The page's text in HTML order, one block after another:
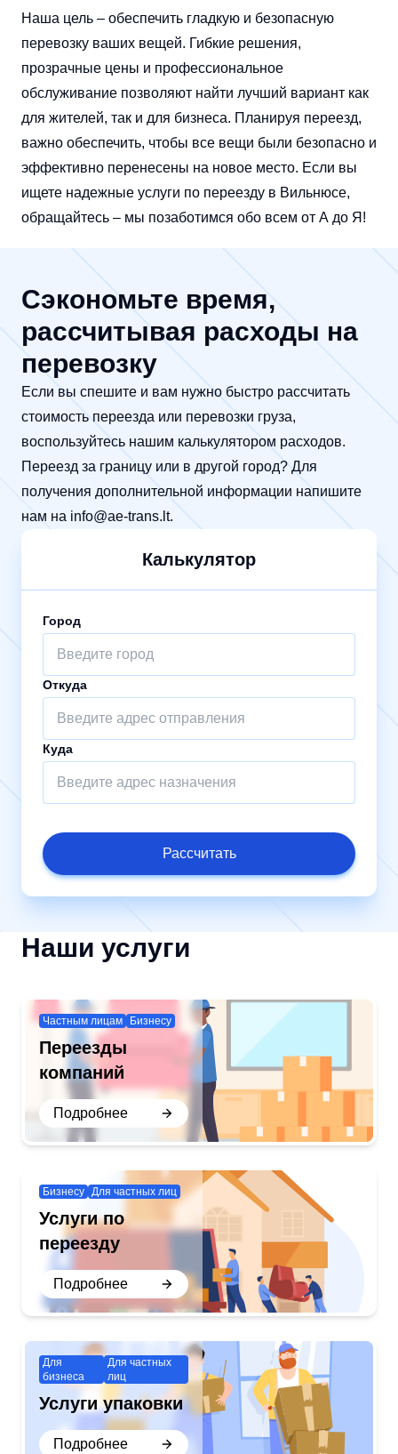
Наша цель – обеспечить гладкую и безопасную
перевозку ваших вещей. Гибкие решения,
прозрачные цены и профессиональное
обслуживание позволяют найти лучший вариант как
для жителей, так и для бизнеса. Планируя переезд,
важно обеспечить, чтобы все вещи были безопасно и
эффективно перенесены на новое место. Если вы
ищете надежные услуги по переезду в Вильнюсе,
обращайтесь – мы позаботимся обо всем от А до Я!
Сэкономьте время,
рассчитывая расходы на
перевозку
Если вы спешите и вам нужно быстро рассчитать
стоимость переезда или перевозки груза,
воспользуйтесь нашим калькулятором расходов.
Переезд за границу или в другой город? Для
получения дополнительной информации напишите
нам на info@ae-trans.lt.
Калькулятор
Город
Откуда
Куда
Рассчитать
Наши услуги
Частным лицам Бизнесу
Переезды
компаний
Подробнее
Бизнесу Для частных лиц
Услуги по
переезду
Подробнее
Для
бизнеса
Для частных
лиц
Услуги упаковки
Подробнее